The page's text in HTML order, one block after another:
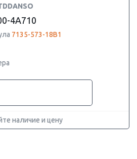
4A710
7135-573-18B1
наличие и цену